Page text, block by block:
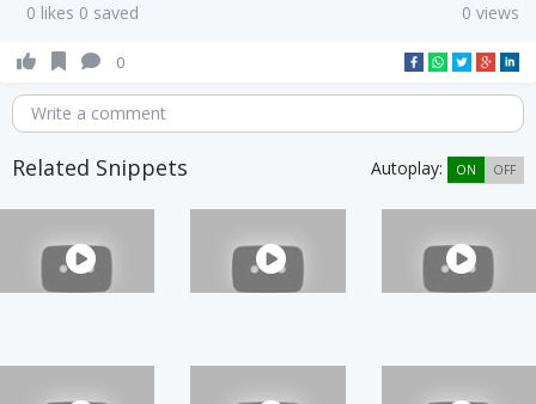
0 likes 0 saved 0 views
0
Write a comment
Related Snippets Autoplay: ON OFF